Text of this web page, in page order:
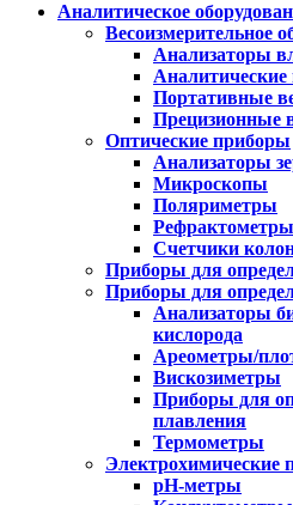
Аналитическое
Весоизмерительное
Анализаторы
Аналитические
Портативные
Прецизионные
Оптические приборы
Анализаторы
Микроскопы
Поляриметры
Рефрактометры
Счетчики
Приборы для
Приборы для
Анализаторы
кислорода
Ареометры/
Вискозиметры
Приборы для
плавления
Термометры
Электрохимические
pH-метры